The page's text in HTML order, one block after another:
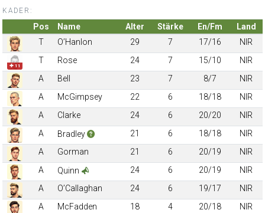
KADER:
Pos Name Alter Stärke En/Fm
Land
T
O’Hanlon 29 7 17/16 NIR
✚ 11
T Rose 24 7 15/10
NIR
A
Bell 23 7 8/7
NIR
A
McGimpsey 22 6 18/18
NIR
A
Clarke 24 6 20/20
NIR
A
Bradley 21 6 18/18
NIR
A
Gorman 21 6 20/19
NIR
A
Quinn 24 6 20/19
NIR
A
O’Callaghan 24 6 19/17
NIR
A
McFadden 18 4 20/18 NIR